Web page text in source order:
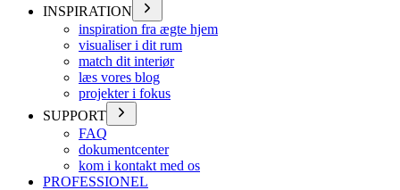
INSPIRATION
inspiration fra ægte hjem
visualiser i dit rum
match dit interiør
læs vores blog
projekter i fokus
SUPPORT
FAQ
dokumentcenter
kom i kontakt med os
PROFESSIONEL